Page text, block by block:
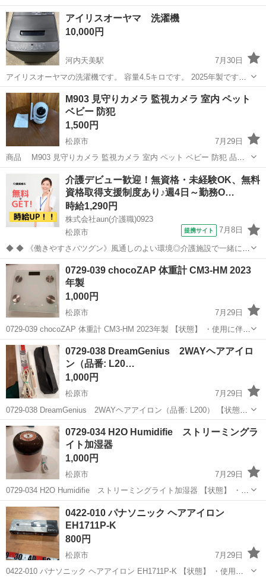
アイリスオーヤマ 洗濯機
10,000円
河内天美駅
7月30日
アイリスオーヤマの洗濯機です。 容量4.5キロです。 2025年製です。
型番写真に載せております。
大阪 松原市 河内天美駅 生活家電
M903 見守りカメラ 監視カメラ 室内 ペット
ベビー 防犯
1,500円
松原市
7月29日
商品 M903 見守りカメラ 監視カメラ 室内 ペット ベビー 防犯 品番
年式 色 寸法 横幅 85ｍｍ 奥行 70ｍｍ 高さ 110ｍ
ｍ ※サイズは...
その他 監視カメラ
介護デビュー歓迎！無資格・未経験OK、無料
資格取得支援制度あり♪週4日～勤務O…
時給1,290円
株式会社aun(介護職)0923
松原市
提携サイト 7月8日
◆ ◆ 《働きやすさバツグン》風通しのよい環境◎介護施設で一緒に働
きませんか？ スタッフのサポート体制やのびのびとした職場環境も魅
力のひとつ！ みんなが働きやすい環境づくりに注力しています。 私た
ちと一緒にお仕事始めませ...
大阪 松原市
0729-039 chocoZAP 体重計 CM3-HM 2023
年製
1,000円
松原市
7月29日
0729-039 chocoZAP 体重計 CM3-HM 2023年製 【状態】 ・使用に伴う
多少のスレ、キズ、落としきれない汚れなどございます ・詳細は現地
でご確認ください ・お値引きは出来かねますのでご了...
大阪 松原市
0729-038 DreamGenius 2WAYヘアアイロ
ン（品番: L20…
1,000円
松原市
7月29日
0729-038 DreamGenius 2WAYヘアアイロン（品番: L200） 【状態】
・使用に伴う多少のスレ、キズ、落としきれない汚れなどございます
・詳細は現地でご確認ください ・お値引きは出来かね...
大阪 松原市
0729-034 H2O Humidifie ストリーミングラ
イト加湿器
1,000円
松原市
7月29日
0729-034 H2O Humidifie ストリーミングライト加湿器 【状態】 ・使
用に伴う多少のスレ、キズ、落としきれない汚れなどございます ・詳
細は現地でご確認ください ・お値引きは出来かねますのでご...
大阪 松原市 季節、空調家電
0422-010 パナソニック ヘアアイロン
EH1711P-K
800円
松原市
7月29日
0422-010 パナソニック ヘアアイロン EH1711P-K 【状態】 ・使用に